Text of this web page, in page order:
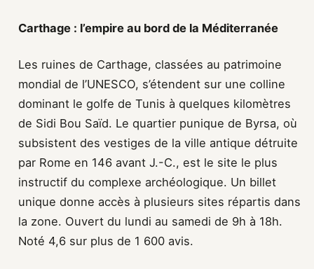
Carthage : l’empire au bord de la Méditerranée
Les ruines de Carthage, classées au patrimoine
mondial de l’UNESCO, s’étendent sur une colline
dominant le golfe de Tunis à quelques kilomètres
de Sidi Bou Saïd. Le quartier punique de Byrsa, où
subsistent des vestiges de la ville antique détruite
par Rome en 146 avant J.-C., est le site le plus
instructif du complexe archéologique. Un billet
unique donne accès à plusieurs sites répartis dans
la zone. Ouvert du lundi au samedi de 9h à 18h.
Noté 4,6 sur plus de 1 600 avis.